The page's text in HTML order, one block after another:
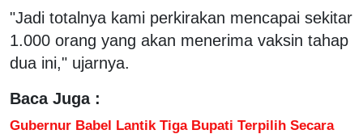
"Jadi totalnya kami perkirakan mencapai sekitar
1.000 orang yang akan menerima vaksin tahap
dua ini," ujarnya.
Baca Juga :
Gubernur Babel Lantik Tiga Bupati Terpilih Secara